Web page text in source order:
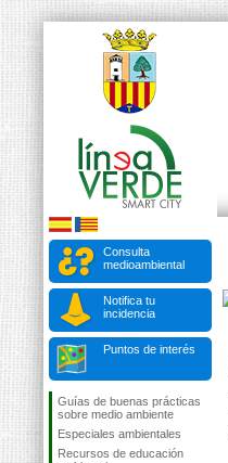
Consulta
medioambiental
Notifica tu
incidencia
Puntos de interés
Guías de buenas prácticas
sobre medio ambiente
Especiales ambientales
Recursos de educación